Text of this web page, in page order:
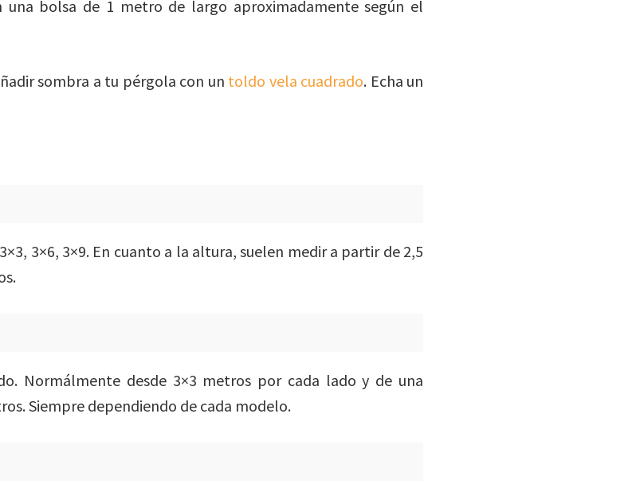
una bolsa de 1 metro de largo aproximadamente según el
sombra a tu pérgola con un toldo vela cuadrado. Echa un
3×6, 3×9. En cuanto a la altura, suelen medir a partir de 2,5
Normálmente desde 3×3 metros por cada lado y de una
Siempre dependiendo de cada modelo.